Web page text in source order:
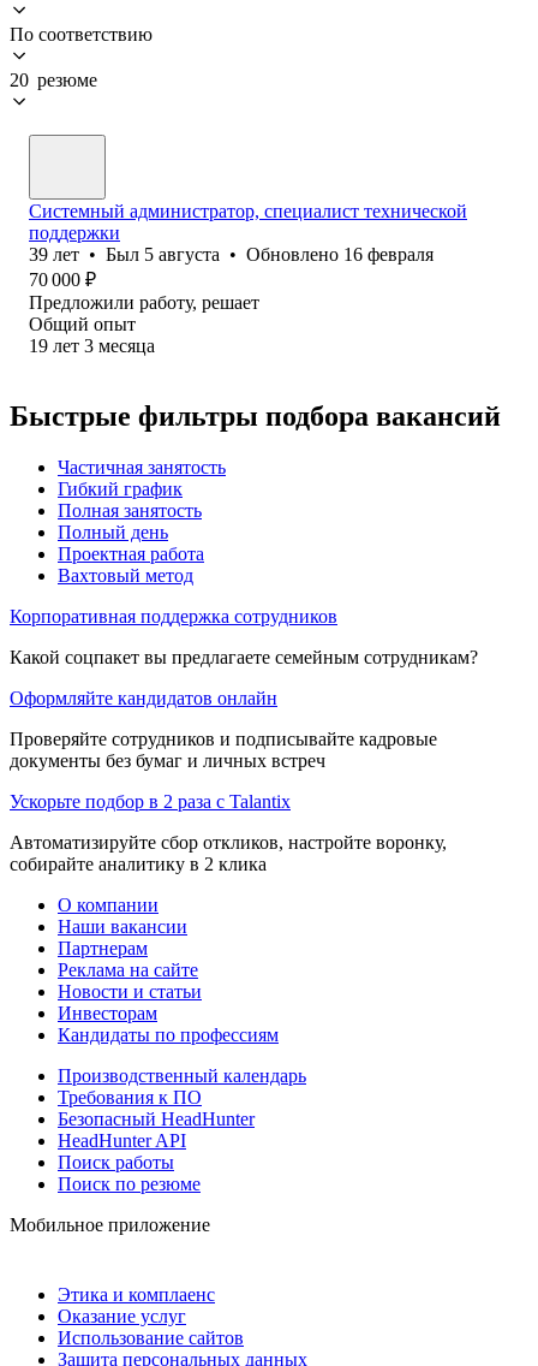
По соответствию
20 резюме
Системный администратор, специалист технической
поддержки
39 лет • Был 5 августа • Обновлено 16 февраля
70 000 ₽
Предложили работу, решает
Общий опыт
19 лет 3 месяца
Быстрые фильтры подбора вакансий
Частичная занятость
Гибкий график
Полная занятость
Полный день
Проектная работа
Вахтовый метод
Корпоративная поддержка сотрудников
Какой соцпакет вы предлагаете семейным сотрудникам?
Оформляйте кандидатов онлайн
Проверяйте сотрудников и подписывайте кадровые
документы без бумаг и личных встреч
Ускорьте подбор в 2 раза с Talantix
Автоматизируйте сбор откликов, настройте воронку,
собирайте аналитику в 2 клика
О компании
Наши вакансии
Партнерам
Реклама на сайте
Новости и статьи
Инвесторам
Кандидаты по профессиям
Производственный календарь
Требования к ПО
Безопасный HeadHunter
HeadHunter API
Поиск работы
Поиск по резюме
Мобильное приложение
Этика и комплаенс
Оказание услуг
Использование сайтов
Защита персональных данных